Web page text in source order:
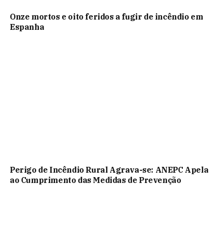
Onze mortos e oito feridos a fugir de incêndio em
Espanha
Perigo de Incêndio Rural Agrava-se: ANEPC Apela
ao Cumprimento das Medidas de Prevenção